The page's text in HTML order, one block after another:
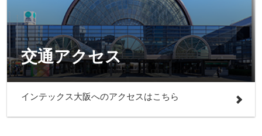
交通アクセス
インテックス大阪へのアクセスはこちら